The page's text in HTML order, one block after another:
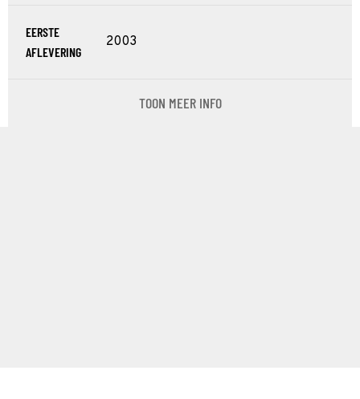
EERSTE
AFLEVERING
2003
TOON MEER INFO